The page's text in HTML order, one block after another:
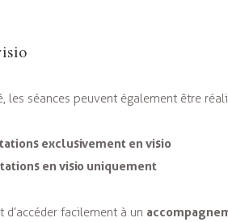
les séances peuvent également être
exclusivement en visio
en visio uniquement
facilement à un